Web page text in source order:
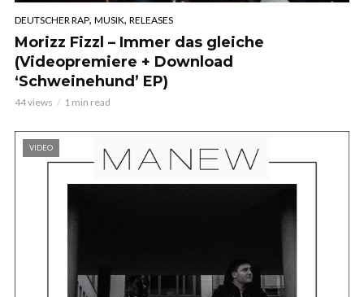
DEUTSCHER RAP, MUSIK, RELEASES
Morizz Fizzl – Immer das gleiche
(Videopremiere + Download
‘Schweinehund’ EP)
44 views 1 min read
VIDEO